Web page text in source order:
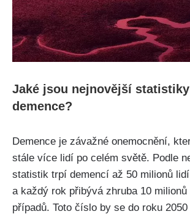
Jaké jsou nejnovější
demence?
Demence je závažné onemocnění,
stále více lidí po celém světě. Podle
statistik trpí demencí až 50 milionů
a každý rok přibývá zhruba 10 milionů
případů. Toto číslo by se do roku